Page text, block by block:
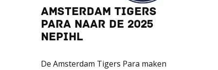
Supporters
Women
Over
Blog
AMSTERDAM TIGERS
PARA NAAR DE 2025
NEPIHL
De Amsterdam Tigers Para maken